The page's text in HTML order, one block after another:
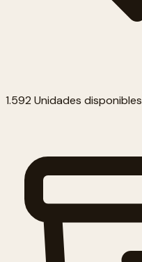
1.592 Unidades disponibles